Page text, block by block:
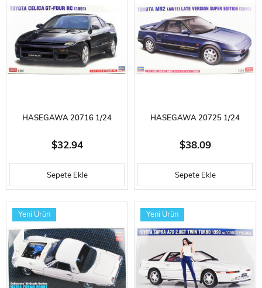
HASEGAWA 20716 1/24
ÖLÇEK, TOYOTA CELICA GT-
FOUR RC (1991), OTOMOBIL
PLASTIK MODEL KITI
$32.94
Sepete Ekle
HASEGAWA 20725 1/24
ÖLÇEK, TOYOTA MR2 AW11
LATE MODEL SUPER EDITION
1989, OTOMOBIL PLASTIK
MODEL KITI
$38.09
Sepete Ekle
Yeni Ürün Yeni Ürün